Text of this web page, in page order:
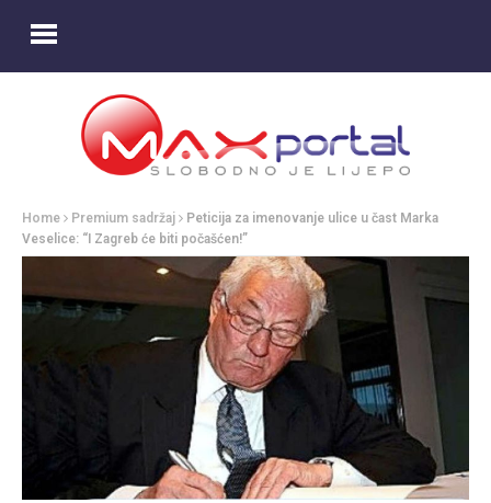
Home Premium sadržaj
Peticija za imenovanje ulice u čast Marka
Veselice: “I Zagreb će biti počašćen!”